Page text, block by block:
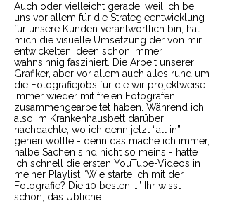
Auch oder vielleicht gerade, weil ich bei
uns vor allem für die Strategieentwicklung
für unsere Kunden verantwortlich bin, hat
mich die visuelle Umsetzung der von mir
entwickelten Ideen schon immer
wahnsinnig fasziniert. Die Arbeit unserer
Grafiker, aber vor allem auch alles rund um
die Fotografiejobs für die wir projektweise
immer wieder mit freien Fotografen
zusammengearbeitet haben. Während ich
also im Krankenhausbett darüber
nachdachte, wo ich denn jetzt “all in”
gehen wollte - denn das mache ich immer,
halbe Sachen sind nicht so meins - hatte
ich schnell die ersten YouTube-Videos in
meiner Playlist “Wie starte ich mit der
Fotografie? Die 10 besten …” Ihr wisst
schon, das Übliche.